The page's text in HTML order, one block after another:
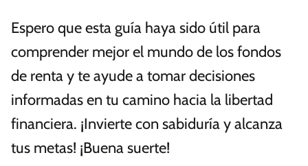
Espero que esta guía haya sido útil para
comprender mejor el mundo de los fondos
de renta y te ayude a tomar decisiones
informadas en tu camino hacia la libertad
financiera. ¡Invierte con sabiduría y alcanza
tus metas! ¡Buena suerte!